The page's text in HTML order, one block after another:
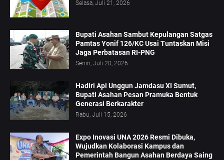
Selasa, Juli 21, 2026
Bupati Asahan Sambut Kepulangan Satgas
Pamtas Yonif 126/KC Usai Tuntaskan Misi
Jaga Perbatasan RI-PNG
Senin, Juli 20, 2026
Hadiri Api Unggun Jamdasu XI Sumut,
Bupati Asahan Pesan Pramuka Bentuk
Generasi Berkarakter
Rabu, Juli 15, 2026
Expo Inovasi UNA 2026 Resmi Dibuka,
Wujudkan Kolaborasi Kampus dan
Pemerintah Bangun Asahan Berdaya Saing